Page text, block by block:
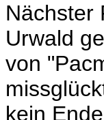
Nächster
Urwald
von
kein